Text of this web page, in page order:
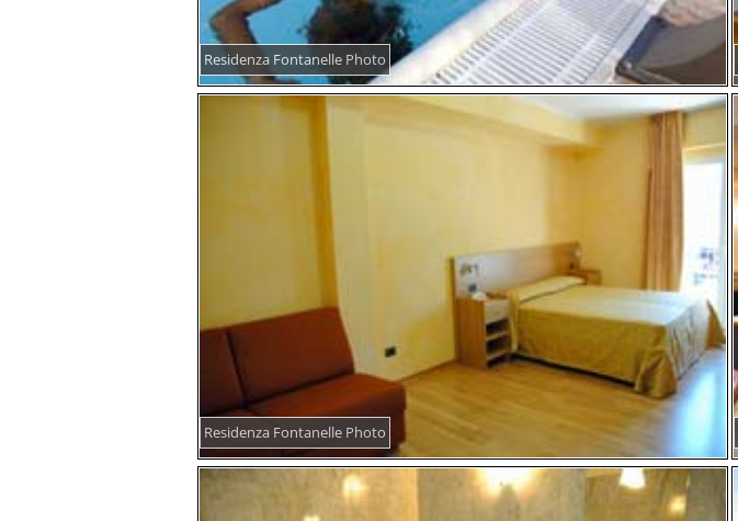
Residenza Fontanelle Photo
Residenza Fontanelle Photo